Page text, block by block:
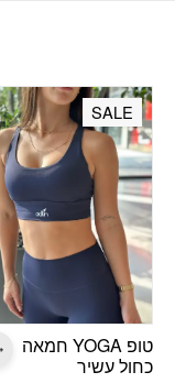
SALE
טופ YOGA חמאה
כחול עשיר